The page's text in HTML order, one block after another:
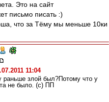
Это на сайт
письмо писать :)
что за Тёму мы меньше 10ки
11:04
раньше злой был?Потому что у
не было. (с) ПП